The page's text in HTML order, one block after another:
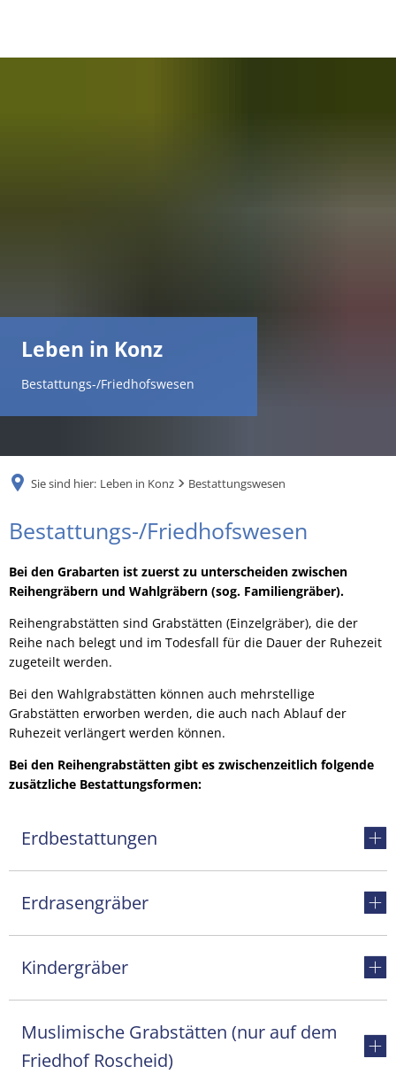
Leben in Konz
Bestattungs-/Friedhofswesen
Sie sind hier: Leben in Konz Bestattungswesen
Bestattungswesen
Bestattungs-/Friedhofswesen
Bei den Grabarten ist zuerst zu unterscheiden zwischen
Reihengräbern und Wahlgräbern (sog. Familiengräber).
Reihengrabstätten sind Grabstätten (Einzelgräber), die der
Reihe nach belegt und im Todesfall für die Dauer der Ruhezeit
zugeteilt werden.
Bei den Wahlgrabstätten können auch mehrstellige
Grabstätten erworben werden, die auch nach Ablauf der
Ruhezeit verlängert werden können.
Bei den Reihengrabstätten gibt es zwischenzeitlich folgende
zusätzliche Bestattungsformen:
Erdbestattungen
Erdrasengräber
Kindergräber
Muslimische Grabstätten (nur auf dem
Friedhof Roscheid)